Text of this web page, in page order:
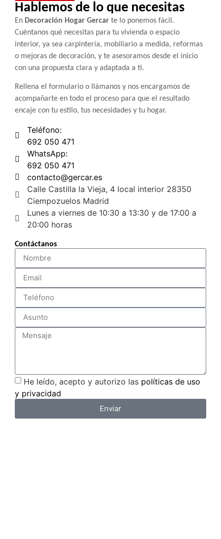
Hablemos de lo que necesitas
En Decoración Hogar Gercar te lo ponemos fácil.
Cuéntanos qué necesitas para tu vivienda o espacio
interior, ya sea carpintería, mobiliario a medida, reformas
o mejoras de decoración, y te asesoramos desde el inicio
con una propuesta clara y adaptada a ti.
Rellena el formulario o llámanos y nos encargamos de
acompañarte en todo el proceso para que el resultado
encaje con tu estilo, tus necesidades y tu hogar.
Teléfono:
692 050 471
WhatsApp:
692 050 471
contacto@gercar.es
Calle Castilla la Vieja, 4 local interior 28350
Ciempozuelos Madrid
Lunes a viernes de 10:30 a 13:30 y de 17:00 a
20:00 horas
Contáctanos
He leído, acepto y autorizo las políticas de uso
y privacidad
Enviar